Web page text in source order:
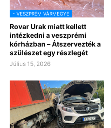
- VESZPRÉM VÁRMEGYE
Rovar Urak miatt kellett
intézkedni a veszprémi
kórházban – Átszervezték a
szülészet egy részlegét
Július 15, 2026